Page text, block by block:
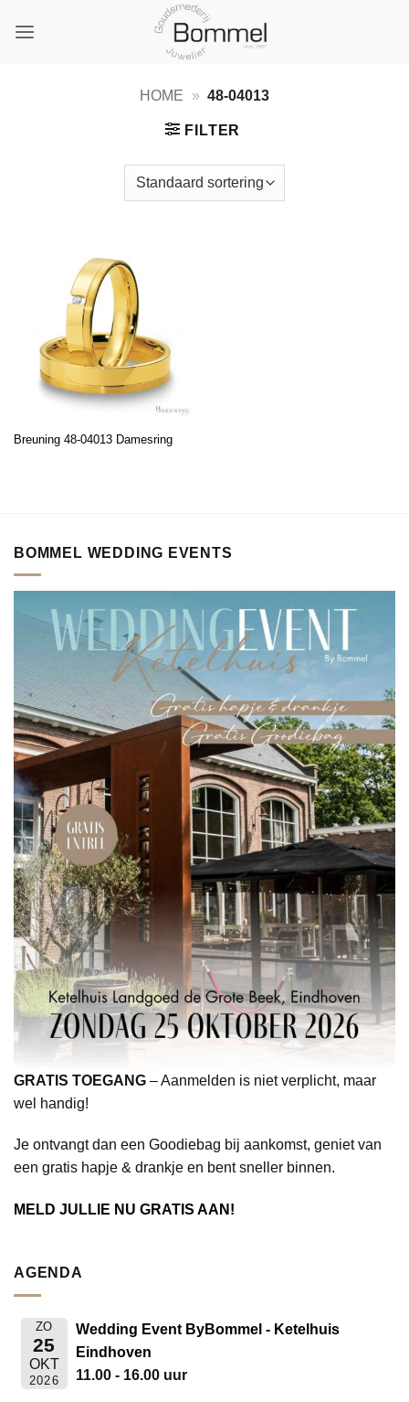
naar
HOME » 48-04013
FILTER
Breuning 48-04013 Damesring
BOMMEL WEDDING EVENTS
GRATIS TOEGANG – Aanmelden is niet verplicht, maar
wel handig!
Je ontvangt dan een Goodiebag bij aankomst, geniet van
een gratis hapje & drankje en bent sneller binnen.
MELD JULLIE NU GRATIS AAN!
AGENDA
ZO
25
OKT
2026
Wedding Event ByBommel - Ketelhuis
Eindhoven
11.00 - 16.00 uur